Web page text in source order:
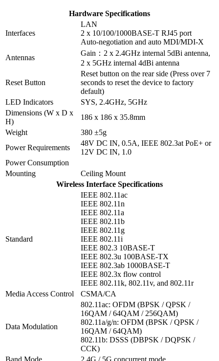
Hardware Specifications
Interfaces
LAN
2 x 10/100/1000BASE-T RJ45 port
Auto-negotiation and auto MDI/MDI-X
Antennas
Gain：2 x 2.4GHz internal 5dBi antenna,
2 x 5GHz internal 4dBi antenna
Reset Button
Reset button on the rear side (Press over 7
seconds to reset the device to factory
default)
LED Indicators
SYS, 2.4GHz, 5GHz
Dimensions (W x D x
H)
186 x 186 x 35.8mm
Weight
380 ±5g
Power Requirements
48V DC IN, 0.5A, IEEE 802.3at PoE+ or
12V DC IN, 1.0
Power Consumption
Mounting
Ceiling Mount
Wireless Interface Specifications
Standard
IEEE 802.11ac
IEEE 802.11n
IEEE 802.11a
IEEE 802.11b
IEEE 802.11g
IEEE 802.11i
IEEE 802.3 10BASE-T
IEEE 802.3u 100BASE-TX
IEEE 802.3ab 1000BASE-T
IEEE 802.3x flow control
IEEE 802.11k, 802.11v, and 802.11r
Media Access Control
CSMA/CA
Data Modulation
802.11ac: OFDM (BPSK / QPSK /
16QAM / 64QAM / 256QAM)
802.11a/g/n: OFDM (BPSK / QPSK /
16QAM / 64QAM)
802.11b: DSSS (DBPSK / DQPSK /
CCK)
Band Mode
2.4G / 5G concurrent mode